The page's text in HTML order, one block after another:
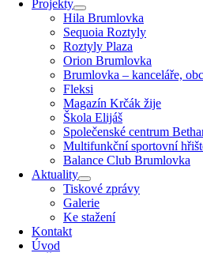
Projekty
Hila Brumlovka
Sequoia Roztyly
Roztyly Plaza
Orion Brumlovka
Brumlovka – kanceláře,
Fleksi
Magazín Krčák žije
Škola Elijáš
Společenské centrum
Multifunkční sportovní
Balance Club Brumlovka
Aktuality
Tiskové zprávy
Galerie
Ke stažení
Kontakt
Úvod